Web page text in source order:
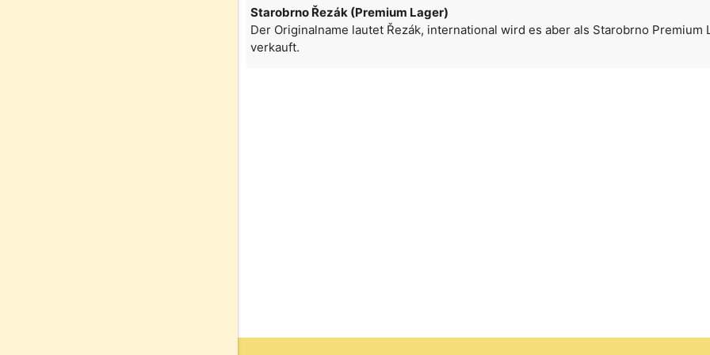
Starobrno Řezák (Premium Lager)
Der Originalname lautet Řezák, international wird es aber als Starobrno Premium
verkauft.